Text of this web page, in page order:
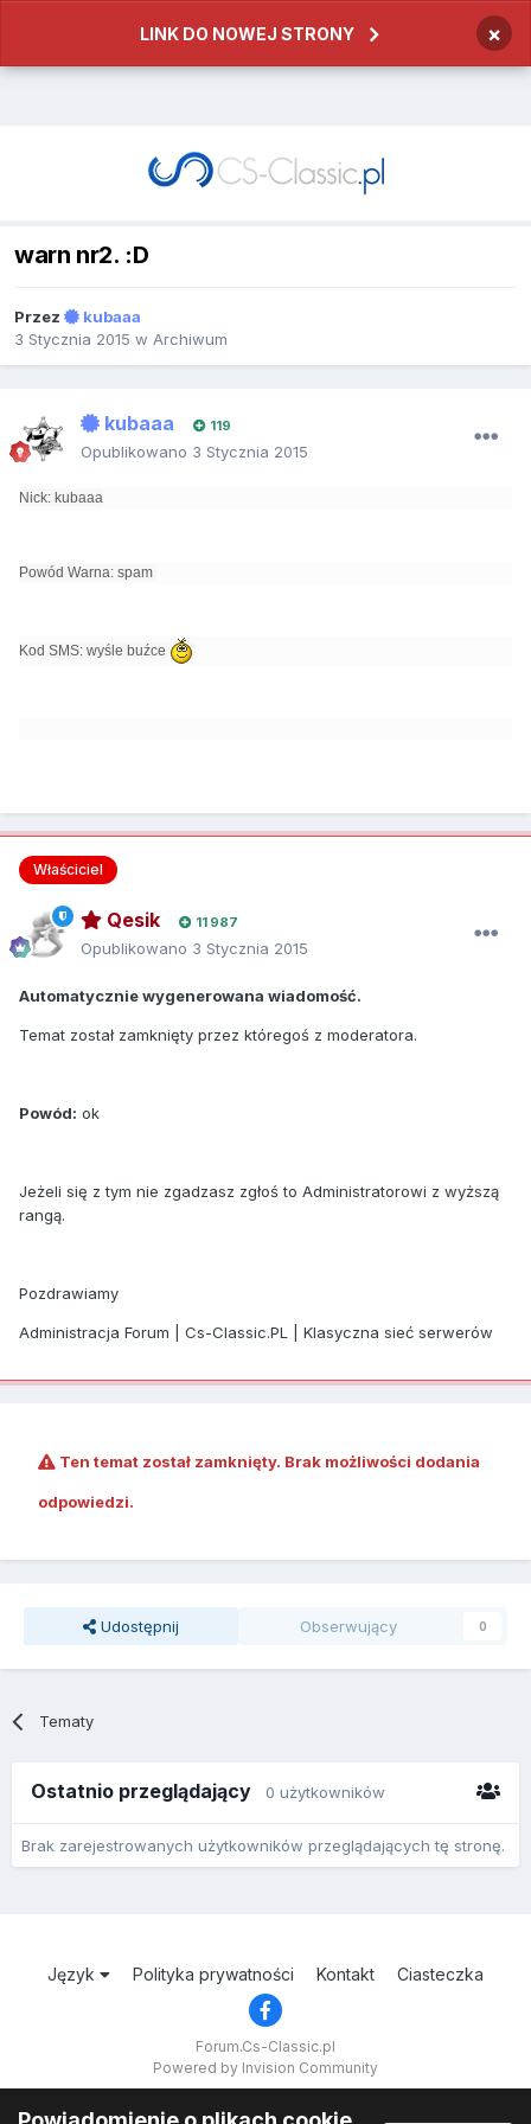
LINK DO NOWEJ STRONY ×
warn nr2. :D
Przez
kubaaa
3 Stycznia 2015 w Archiwum
kubaaa 119
Opublikowano 3 Stycznia 2015
Nick: kubaaa
Powód Warna: spam
Kod SMS: wyśle buźce
Właściciel
Qesik 11 987
Opublikowano 3 Stycznia 2015
Automatycznie wygenerowana wiadomość.
Temat został zamknięty przez któregoś z moderatora.
Powód: ok
Jeżeli się z tym nie zgadzasz zgłoś to Administratorowi z wyższą
rangą.
Pozdrawiamy
Administracja Forum | Cs-Classic.PL | Klasyczna sieć serwerów
Ten temat został zamknięty. Brak możliwości dodania
odpowiedzi.
Udostępnij Obserwujący 0
Tematy
Ostatnio przeglądający 0 użytkowników
Brak zarejestrowanych użytkowników przeglądających tę stronę.
Język Polityka prywatności Kontakt Ciasteczka
Forum.Cs-Classic.pl
Powered by Invision Community